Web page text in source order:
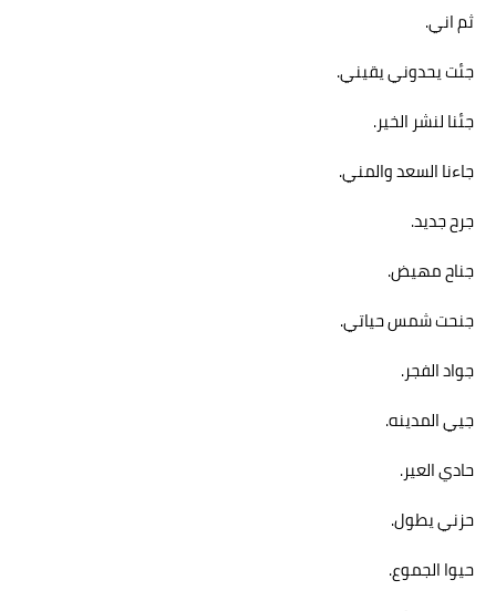
ثم اني.
جئت يحدوني يقيني.
جئنا لنشر الخير.
جاءنا السعد والمني.
جرح جديد.
جناح مهيض.
جنحت شمس حياتي.
جواد الفجر.
جيي المدينه.
حادي العير.
حزني يطول.
حيوا الجموع.